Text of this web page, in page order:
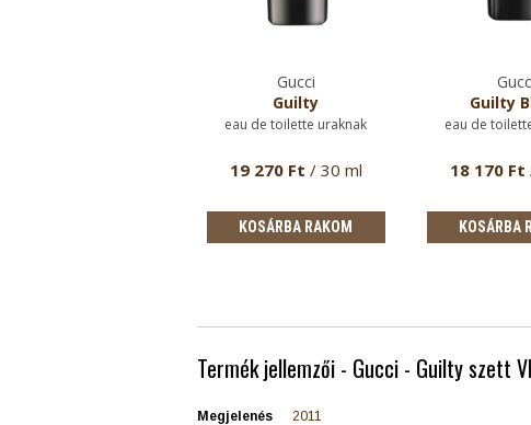
Gucci
Guilty
eau de toilette uraknak
19 270 Ft / 30 ml
KOSÁRBA RAKOM
Guilty
eau de
18 170 Ft
KOSÁRBA
Termék jellemzői - Gucci - Guilty szett
Megjelenés
2011